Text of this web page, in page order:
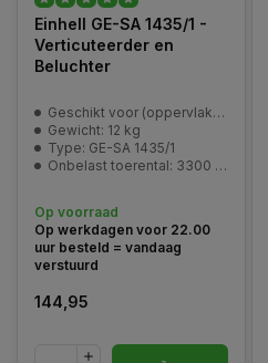
Einhell GE-SA 1435/1 -
Verticuteerder en
Beluchter
Geschikt voor (oppervlakte): 500 m2
Gewicht: 12 kg
Type: GE-SA 1435/1
Onbelast toerental: 3300 min^-1
Op voorraad
Op werkdagen voor 22.00
uur besteld = vandaag
verstuurd
144,95